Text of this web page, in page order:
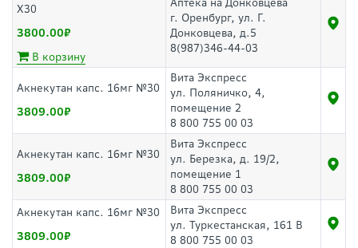
Х30
3800.00
В корзину
Аптека на Донковцева
г. Оренбург, ул. Г.
Донковцева, д.5
8(987)346-44-03
Акнекутан капс. 16мг №30
3809.00
Вита Экспресс
ул. Поляничко, 4,
помещение 2
8 800 755 00 03
Акнекутан капс. 16мг №30
3809.00
Вита Экспресс
ул. Березка, д. 19/2,
помещение 1
8 800 755 00 03
Акнекутан капс. 16мг №30
3809.00
Вита Экспресс
ул. Туркестанская, 161 В
8 800 755 00 03